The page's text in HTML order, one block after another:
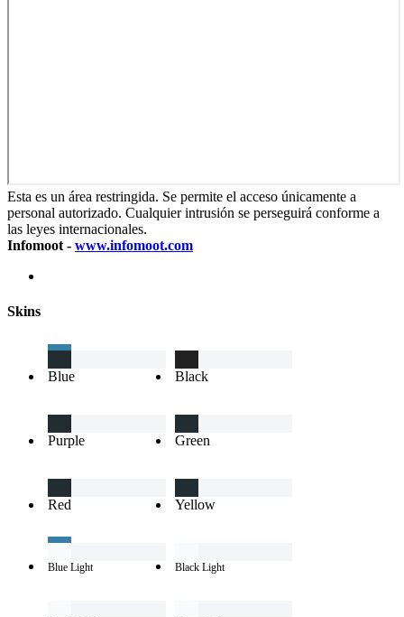
Esta es un área restringida. Se permite el acceso únicamente a
personal autorizado. Cualquier intrusión se perseguirá conforme a
las leyes internacionales.
Infomoot - www.infomoot.com
Skins
Blue Black
Purple Green
Red Yellow
Blue Light Black Light